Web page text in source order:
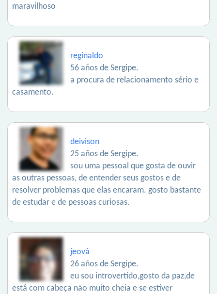
maravilhoso
reginaldo
56 años de Sergipe.
a procura de relacionamento sério e
casamento.
deivison
25 años de Sergipe.
sou uma pessoal que gosta de ouvir
as outras pessoas, de entender seus gostos e de
resolver problemas que elas encaram. gosto bastante
de estudar e de pessoas curiosas.
jeová
26 años de Sergipe.
eu sou introvertido,gosto da paz,de
está com cabeça não muito cheia e se estiver